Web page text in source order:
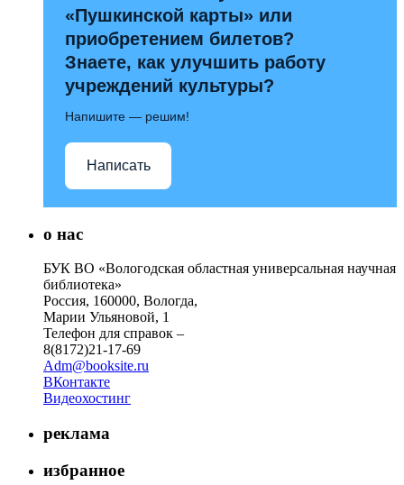
«Пушкинской карты» или
приобретением билетов?
Знаете, как улучшить работу
учреждений культуры?
Напишите — решим!
Написать
о нас
БУК ВО «Вологодская областная универсальная научная
библиотека»
Россия, 160000, Вологда,
Марии Ульяновой, 1
Телефон для справок –
8(8172)21-17-69
Adm@booksite.ru
ВКонтакте
Видеохостинг
реклама
избранное